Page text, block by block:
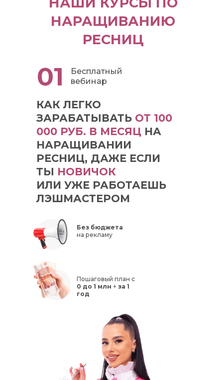
НАРАЩИВАНИЮ
РЕСНИЦ
КАК ЛЕГКО
ЗАРАБАТЫВАТЬ ОТ 100
000 РУБ. В МЕСЯЦ НА
НАРАЩИВАНИИ
РЕСНИЦ, ДАЖЕ ЕСЛИ
ТЫ НОВИЧОК
ИЛИ УЖЕ РАБОТАЕШЬ
ЛЭШМАСТЕРОМ
Бесплатный
вебинар
Без бюджета
на рекламу
Пошаговый план с
0 до 1 млн + за 1
год
01